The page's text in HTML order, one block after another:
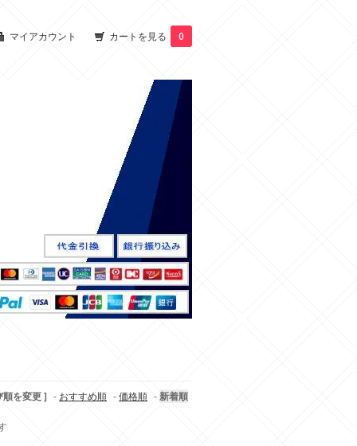
マイアカウント カートを見る 0
順を変更 ] - おすすめ順 -価格順 -新着順